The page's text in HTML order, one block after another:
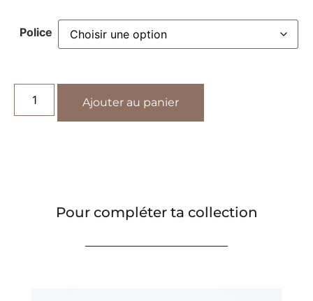
Police
Ajouter au panier
Pour compléter ta collection